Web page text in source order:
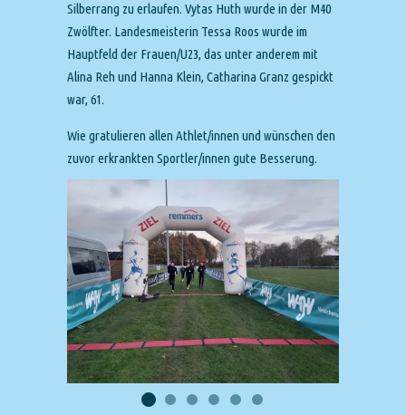
Silberrang zu erlaufen. Vytas Huth wurde in der M40
Zwölfter. Landesmeisterin Tessa Roos wurde im
Hauptfeld der Frauen/U23, das unter anderem mit
Alina Reh und Hanna Klein, Catharina Granz gespickt
war, 61.
Wie gratulieren allen Athlet/innen und wünschen den
zuvor erkrankten Sportler/innen gute Besserung.